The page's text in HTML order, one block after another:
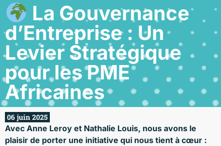
La Gouvernance
d’Entreprise : Un
Levier Stratégique
pour les PME
Africaines
06 juin 2025
Avec Anne Leroy et Nathalie Louis, nous avons le
plaisir de porter une initiative qui nous tient à cœur :